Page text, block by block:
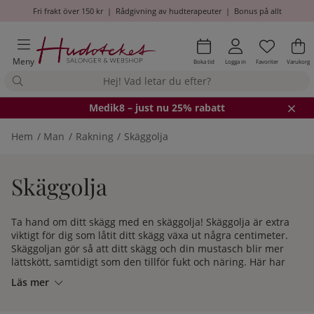
Fri frakt över 150 kr| Rådgivning av hudterapeuter| Bonus på allt
Meny Boka tid Logga in Antal i
.
Favoriter .
Varukorg
Medik8 – just nu 25% rabatt
Hem Man Rakning Skäggolja
Skäggolja
Ta hand om ditt skägg med en skäggolja! Skäggolja är extra
viktigt för dig som låtit ditt skägg växa ut några centimeter.
Skäggoljan gör så att ditt skägg och din mustasch blir mer
lättskött, samtidigt som den tillför fukt och näring. Här har
menoch Elemis
Läs mer